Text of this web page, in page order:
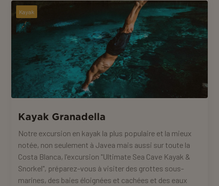
Kayak
Kayak Granadella
Notre excursion en kayak la plus populaire et la mieux
notée, non seulement à Javea mais aussi sur toute la
Costa Blanca, l'excursion "Ultimate Sea Cave Kayak &
Snorkel", préparez-vous à visiter des grottes sous-
marines, des baies éloignées et cachées et des eaux